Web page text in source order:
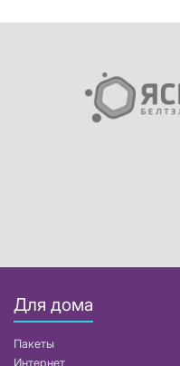
Для дома
Пакеты
Интернет